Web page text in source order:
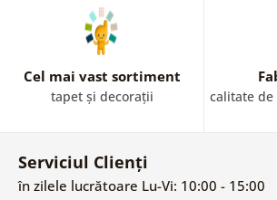
Cel mai vast sortiment
tapet și decorații calitate
Serviciul Clienți
în zilele lucrătoare Lu-Vi: 10:00 - 15:00